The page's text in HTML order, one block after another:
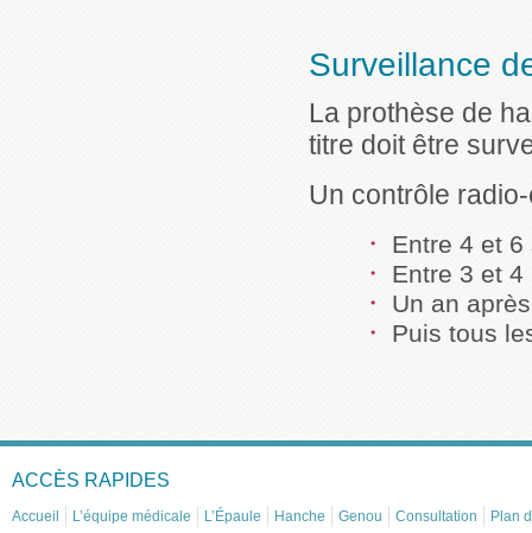
Surveillance
La prothèse de
titre doit être
Un contrôle
Entre 4 et
Entre 3 et
Un an
Puis tous
ACCÈS RAPIDES
Accueil L’équipe médicale L’Épaule Hanche Genou Consultation Plan